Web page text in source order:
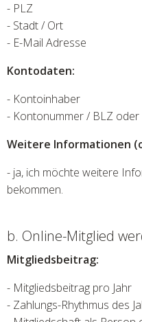
- PLZ
- Stadt / Ort
- E-Mail Adresse
Kontodaten:
- Kontoinhaber
- Kontonummer / BLZ oder
Weitere Informationen
- ja, ich möchte weitere
bekommen.
b. Online-Mitglied
Mitgliedsbeitrag:
- Mitgliedsbeitrag pro Jahr
- Zahlungs-Rhythmus des